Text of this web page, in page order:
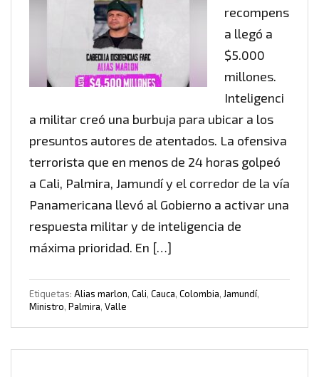
recompens
a llegó a
$5.000
millones.
Inteligenci
a militar creó una burbuja para ubicar a los
presuntos autores de atentados. La ofensiva
terrorista que en menos de 24 horas golpeó
a Cali, Palmira, Jamundí y el corredor de la vía
Panamericana llevó al Gobierno a activar una
respuesta militar y de inteligencia de
máxima prioridad. En […]
Etiquetas: Alias marlon, Cali, Cauca, Colombia, Jamundí,
Ministro, Palmira, Valle